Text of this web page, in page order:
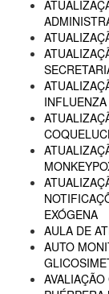
EXÓGENA
AULA DE
AUTO